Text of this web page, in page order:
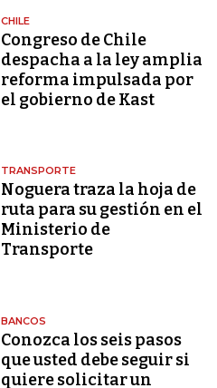
CHILE
Congreso de Chile
despacha a la ley amplia
reforma impulsada por
el gobierno de Kast
TRANSPORTE
Noguera traza la hoja de
ruta para su gestión en el
Ministerio de
Transporte
BANCOS
Conozca los seis pasos
que usted debe seguir si
quiere solicitar un